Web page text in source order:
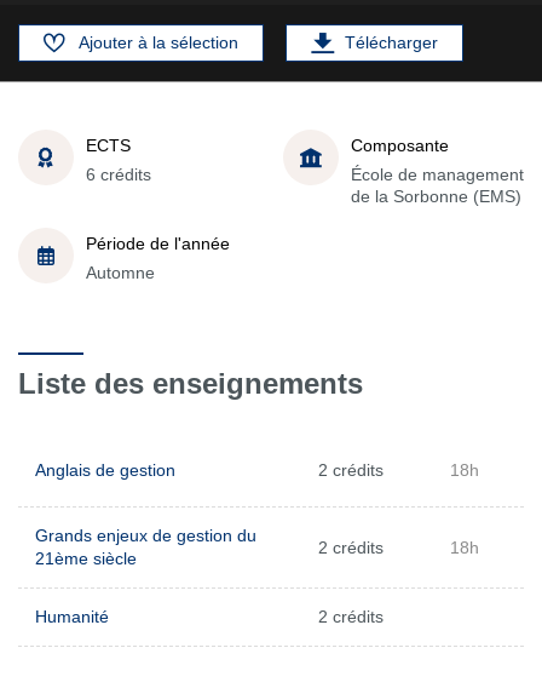
Ajouter à la sélection Télécharger
ECTS
6 crédits
Composante
École de management
de la Sorbonne (EMS)
Période de l'année
Automne
Liste des enseignements
Anglais de gestion 2 crédits 18h
Grands enjeux de gestion du
21ème siècle
2 crédits 18h
Humanité 2 crédits